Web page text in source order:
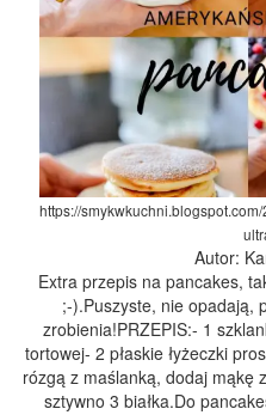
https://
Autor:
Extra przepis na pancakes,
;-).Puszyste, nie opadają,
zrobienia!PRZEPIS:- 1
tortowej- 2 płaskie łyżeczki
rózgą z maślanką, dodaj mąkę
sztywno 3 białka.Do